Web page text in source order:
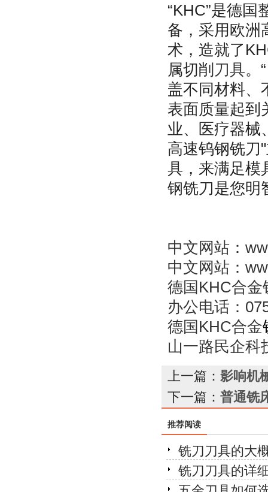
“KHC”是德
备，采用欧洲
术，造就了
属切削 刀具。
盖不同材料、
表面质量起到
业、医疗器械
高速钨钢铣刀
具，来满足模
钢铣刀是您明
中文网站：
中文网站：
德国KHC合
办公电话：
德国KHC合金
山一路民企科
上一篇： 影响机
下一篇： 普通铣
推荐阅读
铣刀刀具的大
铣刀刀具的详